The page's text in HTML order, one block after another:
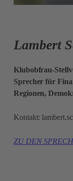
Lambert
Klubobfrau-
Sprecher für
Regionen,
Kontakt:
ZU DEN